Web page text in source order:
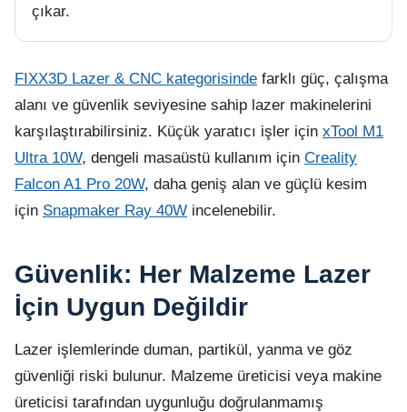
çıkar.
FIXX3D Lazer & CNC kategorisinde farklı güç, çalışma
alanı ve güvenlik seviyesine sahip lazer makinelerini
karşılaştırabilirsiniz. Küçük yaratıcı işler için xTool M1
Ultra 10W, dengeli masaüstü kullanım için Creality
Falcon A1 Pro 20W, daha geniş alan ve güçlü kesim
için Snapmaker Ray 40W incelenebilir.
Güvenlik: Her Malzeme Lazer
İçin Uygun Değildir
Lazer işlemlerinde duman, partikül, yanma ve göz
güvenliği riski bulunur. Malzeme üreticisi veya makine
üreticisi tarafından uygunluğu doğrulanmamış